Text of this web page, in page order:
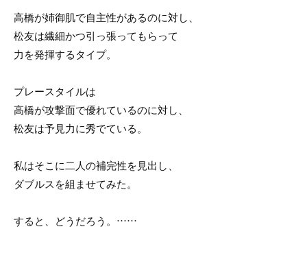
高橋が姉御肌で自主性があるのに対し、
松友は繊細かつ引っ張ってもらって
力を発揮するタイプ。
プレースタイルは
高橋が攻撃面で優れているのに対し、
松友は予見力に秀でている。
私はそこに二人の補完性を見出し、
ダブルスを組ませてみた。
すると、どうだろう。……